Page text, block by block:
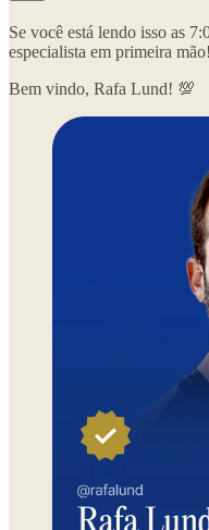
Se você está lendo isso as
especialista em primeira mão!
Bem vindo, Rafa Lund! 💯